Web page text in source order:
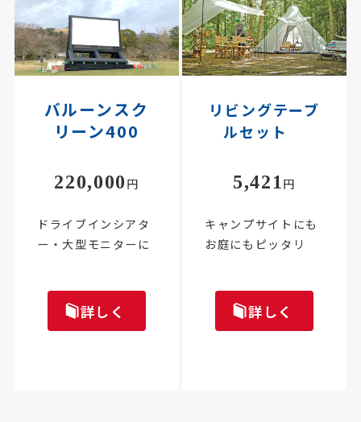
バルーンスク
リーン400
220,000 円
ドライブインシアタ
ー・大型モニターに
詳しく
リビングテーブ
ルセット
5,421円
キャンプサイトにも
お庭にもピッタリ
詳しく